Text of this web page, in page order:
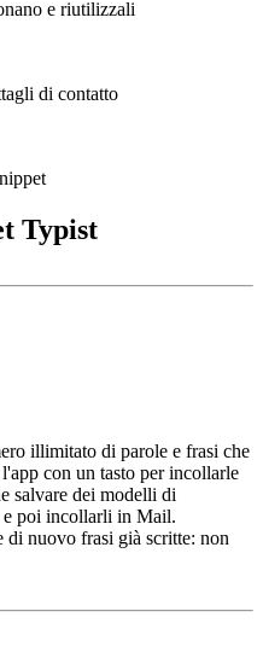
e riutilizzali
di contatto
Typist
illimitato di parole e frasi che
con un tasto per incollarle
salvare dei modelli di
e poi incollarli in Mail.
nuovo frasi già scritte: non